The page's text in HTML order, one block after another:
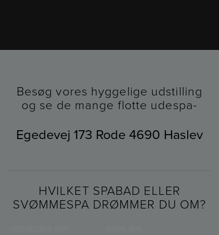
Besøg vores hyggelige udstilling
og se de mange flotte udespa-
Egedevej 173 Rode 4690 Haslev
HVILKET SPABAD ELLER
SVØMMESPA DRØMMER DU OM?